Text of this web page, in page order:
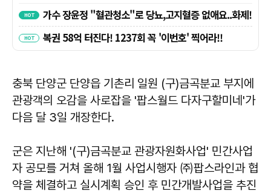
충북 단양군 단양읍 기촌리 일원 (구)금곡분교 부지에
관광객의 오감을 사로잡을 '팝스월드 다자구할미네'가
다음 달 3일 개장한다.
군은 지난해 '(구)금곡분교 관광자원화사업' 민간사업
자 공모를 거쳐 올해 1월 사업시행자 ㈜팝스라인과 협
약을 체결하고 실시계획 승인 후 민간개발사업을 추진